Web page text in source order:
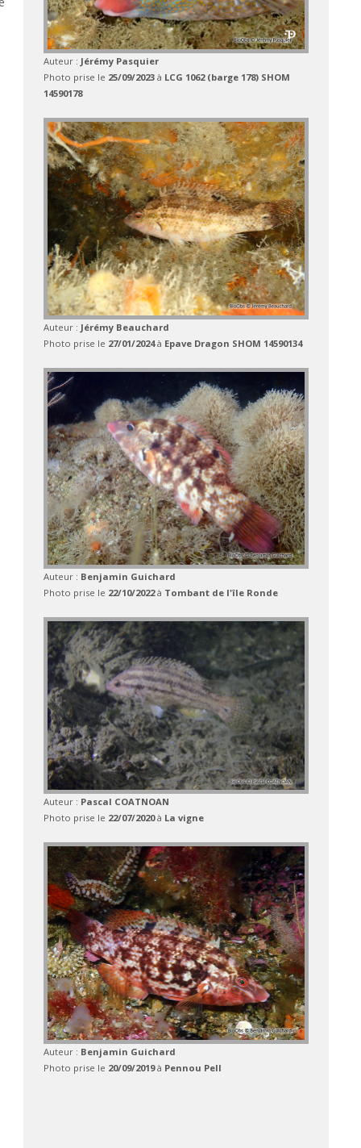
Auteur : Jérémy Pasquier
Photo prise le 25/09/2023à LCG 1062 (barge 178) SHOM
14590178
Auteur : Jérémy Beauchard
Photo prise le 27/01/2024à Epave Dragon SHOM 14590134
Auteur : Benjamin Guichard
Photo prise le 22/10/2022à Tombant de l'île Ronde
Auteur : Pascal COATNOAN
Photo prise le 22/07/2020à La vigne
Auteur : Benjamin Guichard
Photo prise le 20/09/2019à Pennou Pell